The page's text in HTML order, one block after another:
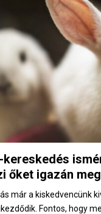
őket igazán
már a kiskedvencünk
Fontos, hogy